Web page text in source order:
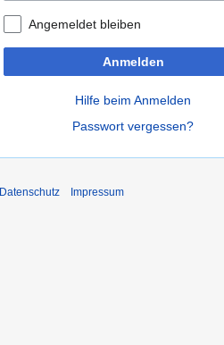
Angemeldet bleiben
Anmelden
Hilfe beim Anmelden
Passwort vergessen?
Datenschutz Impressum